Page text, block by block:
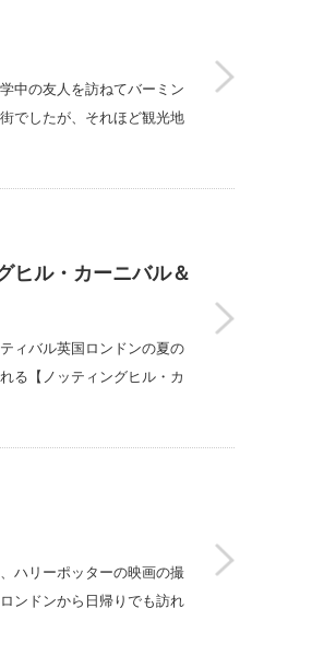
中の友人を訪ねてバーミン
でしたが、それほど観光地
ヒル・カーニバル＆
ィバル英国ロンドンの夏の
る【ノッティングヒル・カ
ハリーポッターの映画の撮
ンドンから日帰りでも訪れ